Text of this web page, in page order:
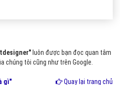
luôn được bạn đọc quan tâm
chúng tôi cũng như trên Google.
gì" Quay lại trang chủ